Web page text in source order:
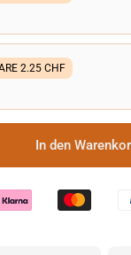
2.25 CHF
In den